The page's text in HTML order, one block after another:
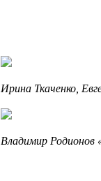
Ирина Ткаченко,
Владимир Родионов